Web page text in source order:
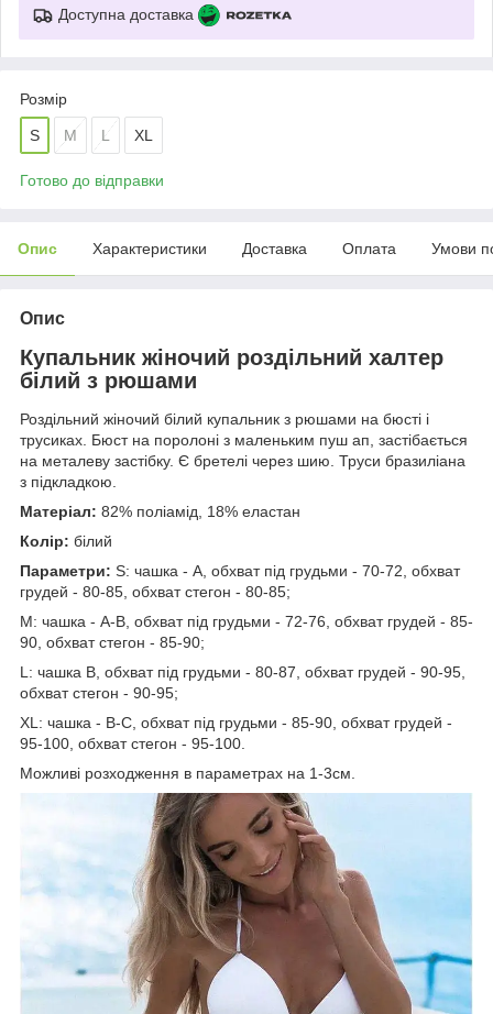
Доступна доставка
Розмір
S M L XL
Готово до відправки
Опис Характеристики Доставка Оплата Умови
Опис
Купальник жіночий роздільний халтер
білий з рюшами
Роздільний жіночий білий купальник з рюшами на бюсті і
трусиках. Бюст на поролоні з маленьким пуш ап, застібається
на металеву застібку. Є бретелі через шию. Труси бразиліана
з підкладкою.
Матеріал: 82% поліамід, 18% еластан
Колір: білий
Параметри: S: чашка - А, обхват під грудьми - 70-72, обхват
грудей - 80-85, обхват стегон - 80-85;
М: чашка - А-В, обхват під грудьми - 72-76, обхват грудей - 85-
90, обхват стегон - 85-90;
L: чашка В, обхват під грудьми - 80-87, обхват грудей - 90-95,
обхват стегон - 90-95;
ХL: чашка - В-С, обхват під грудьми - 85-90, обхват грудей -
95-100, обхват стегон - 95-100.
Можливі розходження в параметрах на 1-3см.